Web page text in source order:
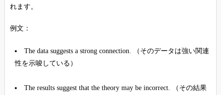
れます。
例文：
The data suggests a strong connection. （そのデータは強い関連
性を示唆している）
The results suggest that the theory may be incorrect. （その結果